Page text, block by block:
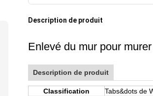
Description de produit
Enlevé du mur pour
Description de produit
Classification Tabs&dots de